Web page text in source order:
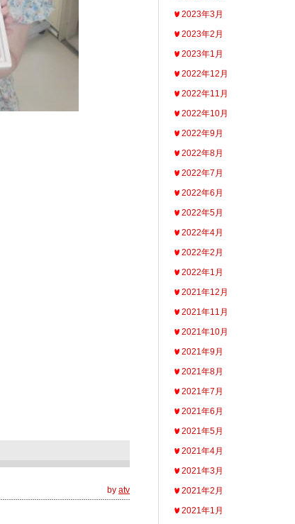
by atv
2023年3月
2023年2月
2023年1月
2022年12月
2022年11月
2022年10月
2022年9月
2022年8月
2022年7月
2022年6月
2022年5月
2022年4月
2022年2月
2022年1月
2021年12月
2021年11月
2021年10月
2021年9月
2021年8月
2021年7月
2021年6月
2021年5月
2021年4月
2021年3月
2021年2月
2021年1月